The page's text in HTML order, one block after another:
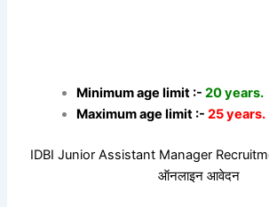
Minimum age limit :- 20 years.
Maximum age limit :-25 years.
IDBI Junior Assistant Manager
ऑनलाइन आवेदन